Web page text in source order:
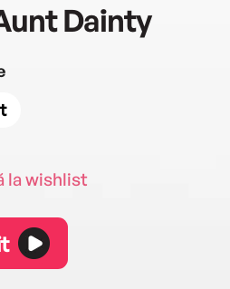
Dainty
la wishlist